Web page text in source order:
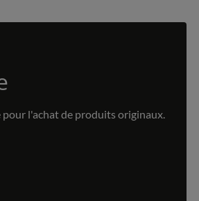
pour l'achat de produits originaux.